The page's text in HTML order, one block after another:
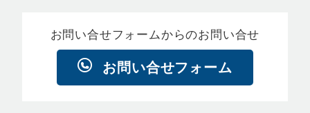
お問い合せフォームからのお問い合せ
お問い合せフォーム